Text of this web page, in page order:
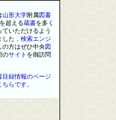
山形大学附属図書
超える蔵書を多く
ていただけるよう
した ． 検索エンジ
の方はぜひ中央図
のサイト を御訪問
目録情報のページ
らです。